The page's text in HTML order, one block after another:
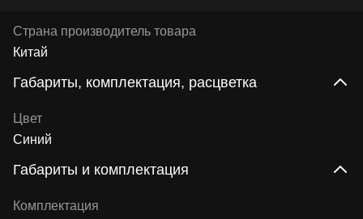
Страна производитель товара
Китай
Габариты, комплектация, расцветка
Цвет
Синий
Габариты и комплектация
Комплектация